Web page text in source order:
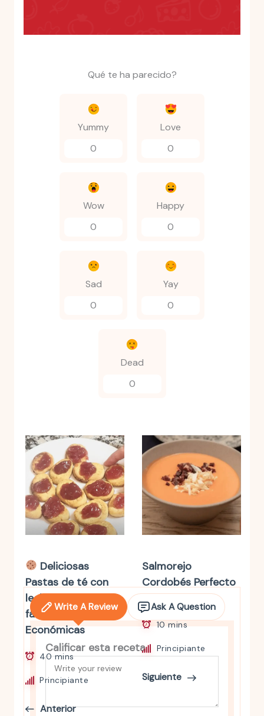
Qué te ha parecido?
Yummy
0
Love
0
Wow
0
Happy
0
Sad
0
Yay
0
Dead
0
Deliciosas
Pastas de té con
leche condensada.
fáciles y
Económicas
40 mins
Principiante
Anterior
Salmorejo
Cordobés Perfecto
en Thermomix
10 mins
Principiante
Siguiente
Write A Review Ask A Question
Calificar esta receta